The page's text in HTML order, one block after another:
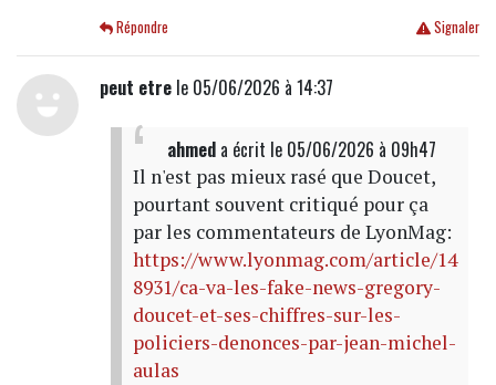
Signaler
Répondre
peut etrele 05/06/2026 à 14:37
ahmeda écrit le 05/06/2026 à 09h47
Il n'est pas mieux rasé que Doucet,
pourtant souvent critiqué pour ça
par les commentateurs de LyonMag:
https://www.lyonmag.com/article/14
8931/ca-va-les-fake-news-gregory-
doucet-et-ses-chiffres-sur-les-
policiers-denonces-par-jean-michel-
aulas